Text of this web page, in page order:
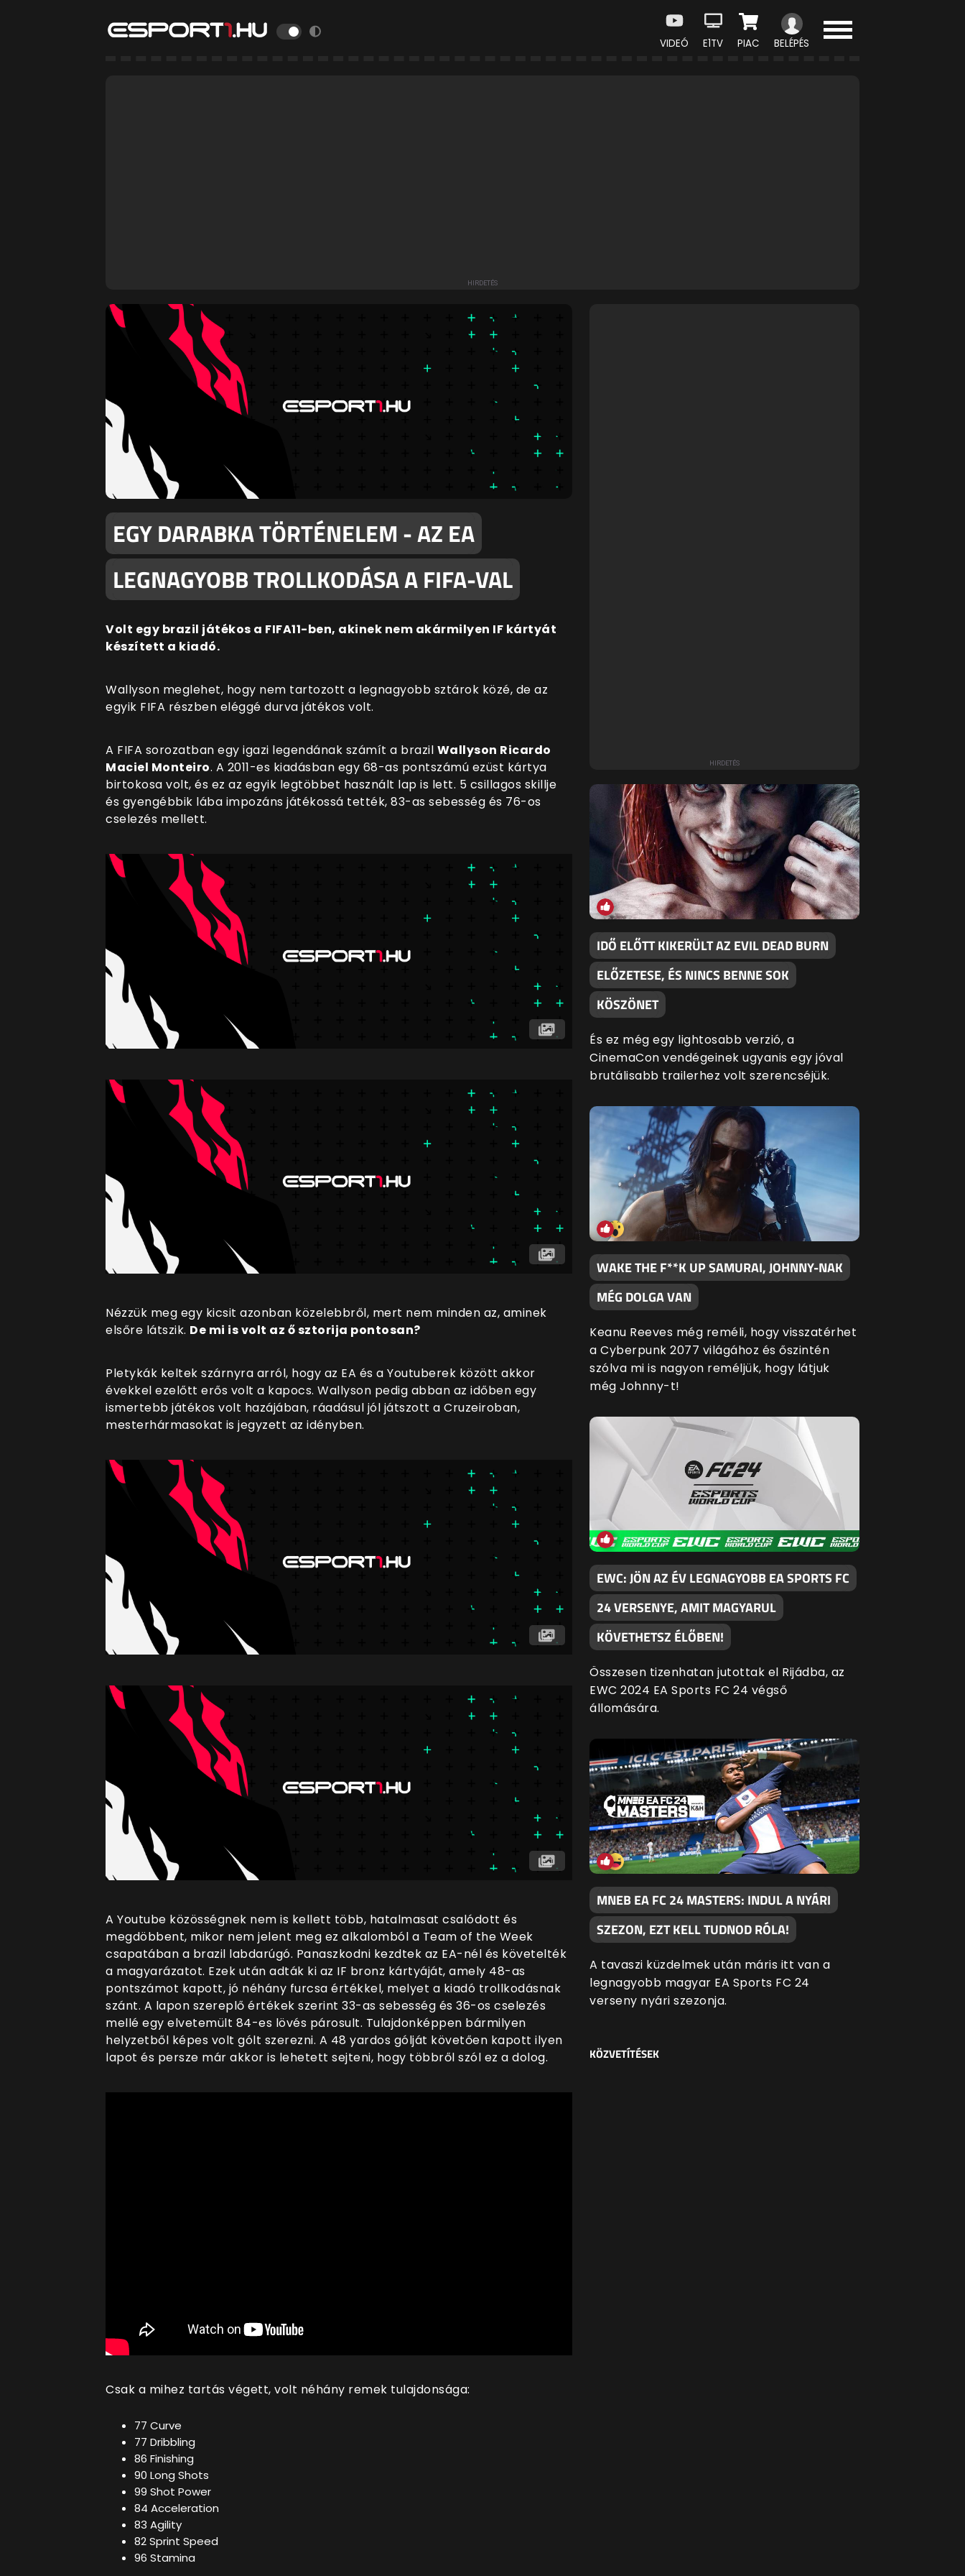
VIDEÓ E1TV PIAC BELÉPÉS
EGY DARABKA TÖRTÉNELEM - AZ EA
LEGNAGYOBB TROLLKODÁSA A FIFA-VAL
Volt egy brazil játékos a FIFA11-ben, akinek nem akármilyen IF kártyát
készített a kiadó.
Wallyson meglehet, hogy nem tartozott a legnagyobb sztárok közé, de az
egyik FIFA részben eléggé durva játékos volt.
A FIFA sorozatban egy igazi legendának számít a brazil Wallyson Ricardo
Maciel Monteiro. A 2011-es kiadásban egy 68-as pontszámú ezüst kártya
birtokosa volt, és ez az egyik legtöbbet használt lap is lett. 5 csillagos skillje
és gyengébbik lába impozáns játékossá tették, 83-as sebesség és 76-os
cselezés mellett.
Nézzük meg egy kicsit azonban közelebbről, mert nem minden az, aminek
elsőre látszik. De mi is volt az ő sztorija pontosan?
Pletykák keltek szárnyra arról, hogy az EA és a Youtuberek között akkor
évekkel ezelőtt erős volt a kapocs. Wallyson pedig abban az időben egy
ismertebb játékos volt hazájában, ráadásul jól játszott a Cruzeiroban,
mesterhármasokat is jegyzett az idényben.
A Youtube közösségnek nem is kellett több, hatalmasat csalódott és
megdöbbent, mikor nem jelent meg ez alkalomból a Team of the Week
csapatában a brazil labdarúgó. Panaszkodni kezdtek az EA-nél és követelték
a magyarázatot. Ezek után adták ki az IF bronz kártyáját, amely 48-as
pontszámot kapott, jó néhány furcsa értékkel, melyet a kiadó trollkodásnak
szánt. A lapon szereplő értékek szerint 33-as sebesség és 36-os cselezés
mellé egy elvetemült 84-es lövés párosult. Tulajdonképpen bármilyen
helyzetből képes volt gólt szerezni. A 48 yardos gólját követően kapott ilyen
lapot és persze már akkor is lehetett sejteni, hogy többről szól ez a dolog.
Csak a mihez tartás végett, volt néhány remek tulajdonsága:
77 Curve
77 Dribbling
86 Finishing
90 Long Shots
99 Shot Power
84 Acceleration
83 Agility
82 Sprint Speed
96 Stamina
IDŐ ELŐTT KIKERÜLT AZ EVIL DEAD BURN
ELŐZETESE, ÉS NINCS BENNE SOK
KÖSZÖNET
És ez még egy lightosabb verzió, a
CinemaCon vendégeinek ugyanis egy jóval
brutálisabb trailerhez volt szerencséjük.
WAKE THE F**K UP SAMURAI, JOHNNY-NAK
MÉG DOLGA VAN
Keanu Reeves még reméli, hogy visszatérhet
a Cyberpunk 2077 világához és őszintén
szólva mi is nagyon reméljük, hogy látjuk
még Johnny-t!
EWC: JÖN AZ ÉV LEGNAGYOBB EA SPORTS FC
24 VERSENYE, AMIT MAGYARUL
KÖVETHETSZ ÉLŐBEN!
Összesen tizenhatan jutottak el Rijádba, az
EWC 2024 EA Sports FC 24 végső
állomására.
MNEB EA FC 24 MASTERS: INDUL A NYÁRI
SZEZON, EZT KELL TUDNOD RÓLA!
A tavaszi küzdelmek után máris itt van a
legnagyobb magyar EA Sports FC 24
verseny nyári szezonja.
KÖZVETÍTÉSEK